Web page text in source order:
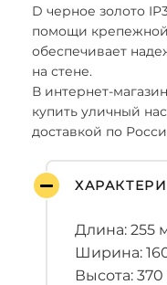
D черное золото
помощи крепежной
обеспечивает
на стене.
В интернет-
купить уличный
доставкой по
Длина: 255
Ширина:
Высота: